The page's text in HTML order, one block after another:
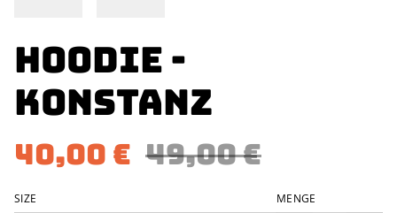
Hoodie -
Konstanz
40,00 € 49,00 €
SIZE MENGE